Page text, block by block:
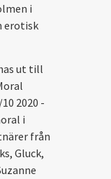
i
erotisk
ut till
2020 -
i
från
Gluck,